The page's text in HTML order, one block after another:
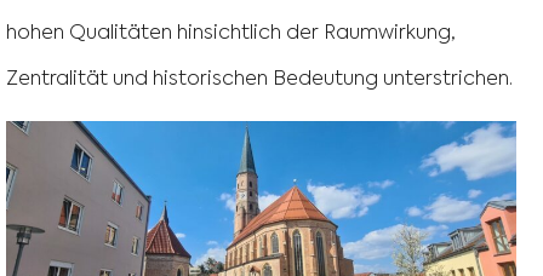
hohen Qualitäten hinsichtlich der Raumwirkung,
Zentralität und historischen Bedeutung unterstrichen.